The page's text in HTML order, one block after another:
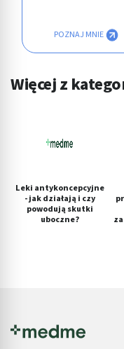
POZNAJ MNIE
Więcej z
Leki antykoncepcyjne
- jak działają i czy
powodują skutki
uboczne?